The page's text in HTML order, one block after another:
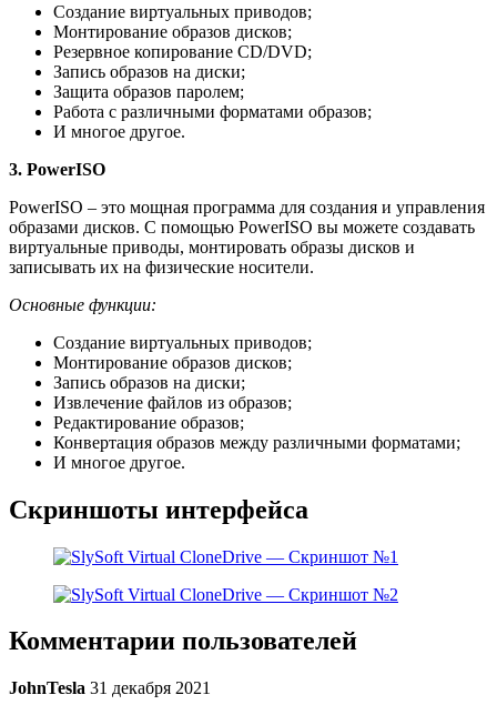
Создание виртуальных приводов;
Монтирование образов дисков;
Резервное копирование CD/DVD;
Запись образов на диски;
Защита образов паролем;
Работа с различными форматами образов;
И многое другое.
3. PowerISO
PowerISO – это мощная программа для создания и управления
образами дисков. С помощью PowerISO вы можете создавать
виртуальные приводы, монтировать образы дисков и
записывать их на физические носители.
Основные функции:
Создание виртуальных приводов;
Монтирование образов дисков;
Запись образов на диски;
Извлечение файлов из образов;
Редактирование образов;
Конвертация образов между различными форматами;
И многое другое.
Скриншоты интерфейса
Комментарии пользователей
JohnTesla 31 декабря 2021